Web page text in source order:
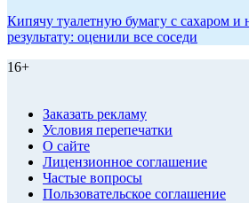
Кипячу туалетную бумагу с сахаром и
результату: оценили все соседи
16+
Заказать рекламу
Условия перепечатки
О сайте
Лицензионное соглашение
Частые вопросы
Пользовательское соглашение